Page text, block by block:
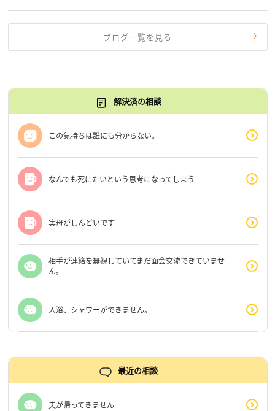
ブログ一覧を見る
解決済の相談
この気持ちは誰にも分からない。
なんでも死にたいという思考になってしまう
実母がしんどいです
相手が連絡を無視していてまだ面会交流できていませ
ん。
入浴、シャワーができません。
最近の相談
夫が帰ってきません